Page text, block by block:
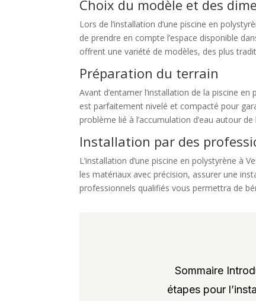
Choix du modèle et des
Lors de l’installation d’une piscine en
de prendre en compte l’espace disponible
offrent une variété de modèles, des plus
Préparation du terrain
Avant d’entamer l’installation de la piscine
est parfaitement nivelé et compacté pour
problème lié à l’accumulation d’eau autour de
Installation par des
L’installation d’une piscine en polystyrène à
les matériaux avec précision, assurer une
professionnels qualifiés vous permettra de
Sommaire
étapes pour